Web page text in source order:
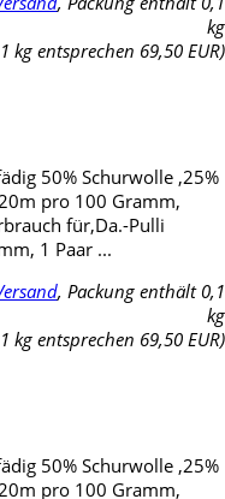
kg
1 kg entsprechen 69,50 EUR)
50% Schurwolle ,25%
pro 100 Gramm,
für,Da.-Pulli
1 Paar ...
, Packung enthält 0,1
kg
1 kg entsprechen 69,50 EUR)
50% Schurwolle ,25%
pro 100 Gramm,